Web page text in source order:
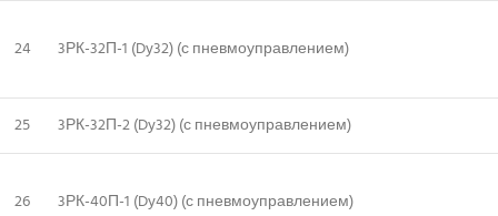
24 3РК-32П-1 (Dy32) (с пневмоуправлением)
25 3РК-32П-2 (Dy32) (с пневмоуправлением)
26 3РК-40П-1 (Dy40) (с пневмоуправлением)